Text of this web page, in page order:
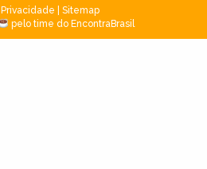
Privacidade
Sitemap
pelo time do EncontraBrasil